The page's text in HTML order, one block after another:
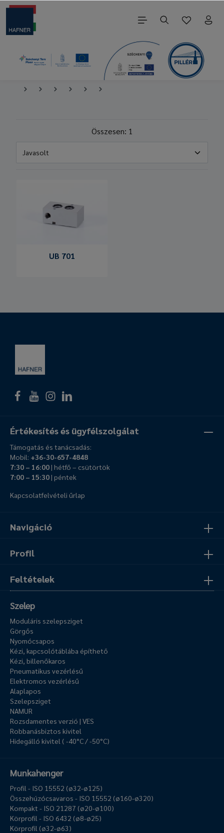
Összesen: 1
UB 701
Navigáció
Profil
Feltételek
Értékesítés és ügyfélszolgálat
Támogatás és tanácsadás:
Mobil: +36-30-657-4848
7:30 – 16:00| hétfő – csütörtök
7:00 – 15:30| péntek
Kapcsolatfelvételi űrlap
Szelep
Moduláris szelepsziget
Görgős
Nyomócsapos
Kézi, kapcsolótáblába építhető
Kézi, billenőkaros
Pneumatikus vezérlésű
Elektromos vezérlésű
Alaplapos
Szelepsziget
NAMUR
Rozsdamentes verzió | VES
Robbanásbiztos kivitel
Hidegálló kivitel ( -40°C / -50°C)
Munkahenger
Profil - ISO 15552 (ø32-ø125)
Összehúzócsavaros - ISO 15552 (ø160-ø320)
Kompakt - ISO 21287 (ø20-ø100)
Körprofil - ISO 6432 (ø8-ø25)
Körprofil (ø32-ø63)